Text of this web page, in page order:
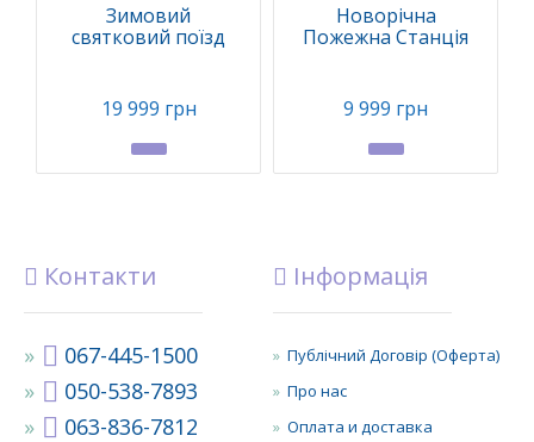
Зимовий
святковий поїзд
19 999 грн
Новорічна
Пожежна Станція
9 999 грн
Контакти
067-445-1500
050-538-7893
063-836-7812
Інформація
Публічний Договір (Оферта)
Про нас
Оплата и доставка